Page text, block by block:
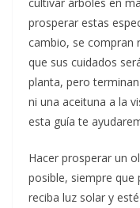
prosperar estas
cambio, se compran
que sus cuidados
planta, pero
ni una aceituna a la
esta guía te
Hacer prosperar un
posible, siempre que
reciba luz solar y